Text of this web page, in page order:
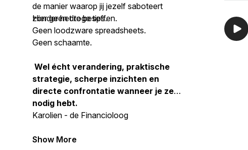
de manier waarop jij jezelf saboteert
zonder het te beseffen.
Hier geen droge tips.
Geen loodzware spreadsheets.
Geen schaamte.
Wel écht verandering, praktische
strategie, scherpe inzichten en
directe confrontatie wanneer je ze
nodig hebt.
Karolien - de Financioloog
Show More